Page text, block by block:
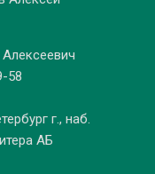
58
г., наб.
АБ